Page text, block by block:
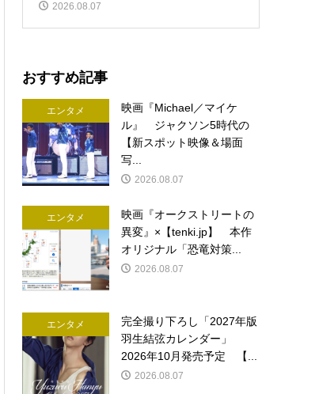
2026.08.07
おすすめ記事
エンタメ
映画『Michael／マイケ
ル』 ジャクソン5時代の
【新スポット映像＆場面
写...
2026.08.07
エンタメ
映画『オークストリートの
異変』×【tenki.jp】 本作
オリジナル「恐竜対策...
2026.08.07
エンタメ
完全撮り下ろし「2027年版
羽生結弦カレンダー」
2026年10月発売予定 【...
2026.08.07